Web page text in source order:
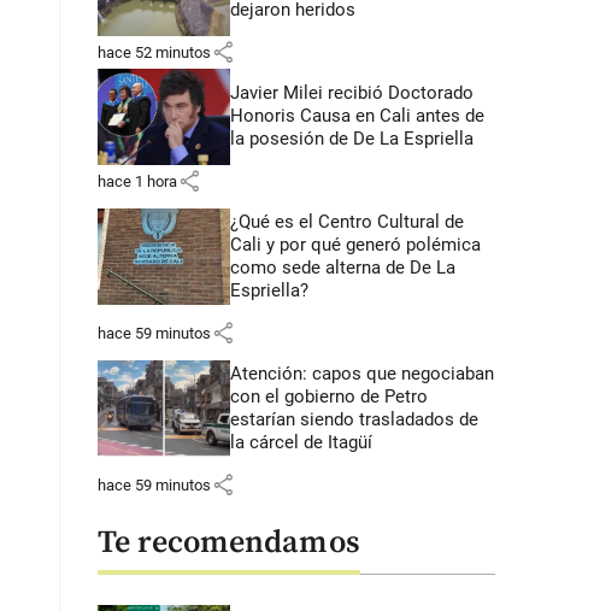
dejaron heridos
hace 52 minutos share
Javier Milei recibió Doctorado
Honoris Causa en Cali antes de
la posesión de De La Espriella
hace 1 hora share
¿Qué es el Centro Cultural de
Cali y por qué generó polémica
como sede alterna de De La
Espriella?
hace 59 minutos share
Atención: capos que negociaban
con el gobierno de Petro
estarían siendo trasladados de
la cárcel de Itagüí
hace 59 minutos share
Te recomendamos